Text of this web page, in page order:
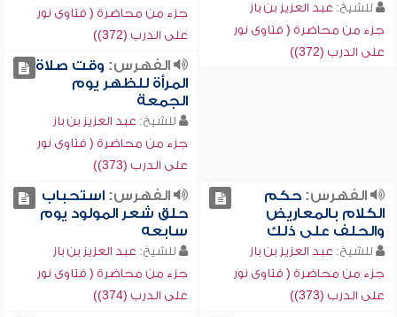
للشيخ: عبد العزيز بن باز
جزء من محاضرة ( فتاوى نور
على الدرب (372))
جزء من محاضرة ( فتاوى نور
على الدرب (372))
الفهرس: وقت صلاة
المرأة للظهر يوم
الجمعة
للشيخ: عبد العزيز بن باز
جزء من محاضرة ( فتاوى نور
على الدرب (373))
الفهرس:حكم
الكلام بالمعاريض
والحلف على ذلك
للشيخ: عبد العزيز بن باز
جزء من محاضرة ( فتاوى نور
على الدرب (373))
الفهرس:استحباب
حلق شعر المولود يوم
سابعه
للشيخ: عبد العزيز بن باز
جزء من محاضرة ( فتاوى نور
على الدرب (374))